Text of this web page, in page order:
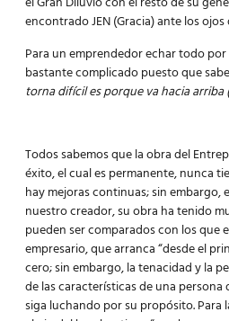
encontrado JEN (Gracia) ante los ojos
Para un emprendedor echar todo
bastante complicado puesto que
torna difícil es porque va hacia arriba
Todos sabemos que la obra del
éxito, el cual es permanente, nunca
hay mejoras continuas; sin embargo,
nuestro creador, su obra ha tenido
pueden ser comparados con los
empresario, que arranca “desde el
cero; sin embargo, la tenacidad y la
de las características de una
siga luchando por su propósito. Para